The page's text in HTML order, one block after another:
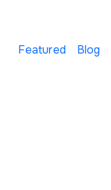
Featured Blog